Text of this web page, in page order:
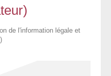
de l'information légale et